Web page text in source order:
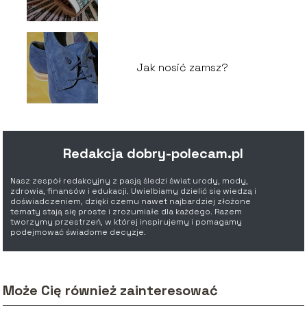
Jak nosić zamsz?
Redakcja dobry-polecam.pl
Nasz zespół redakcyjny z pasją śledzi świat urody, mody,
zdrowia, finansów i edukacji. Uwielbiamy dzielić się wiedzą i
doświadczeniem, dzięki czemu nawet najbardziej złożone
tematy stają się proste i zrozumiałe dla każdego. Razem
tworzymy przestrzeń, w której inspirujemy i pomagamy
podejmować świadome decyzje.
Może Cię również zainteresować